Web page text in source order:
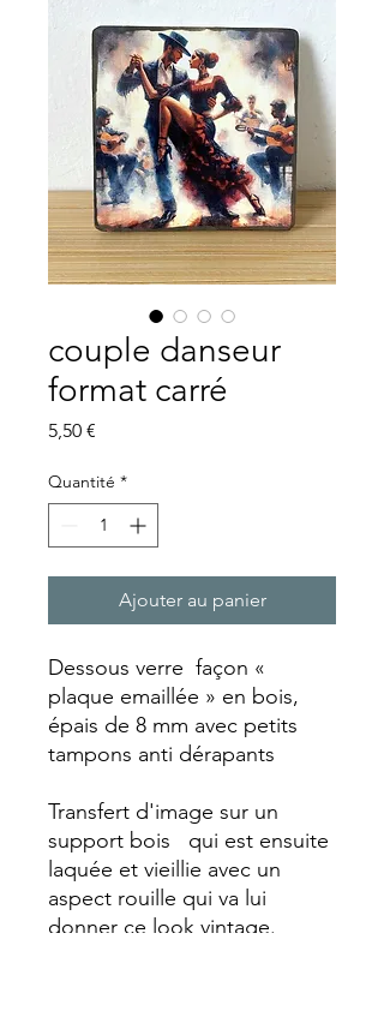
couple danseur
format carré
5,50 €
Quantité *
Ajouter au panier
Dessous verre façon «
plaque emaillée » en bois,
épais de 8 mm avec petits
tampons anti dérapants
Transfert d'image sur un
support bois qui est ensuite
laquée et vieillie avec un
aspect rouille qui va lui
donner ce look vintage.